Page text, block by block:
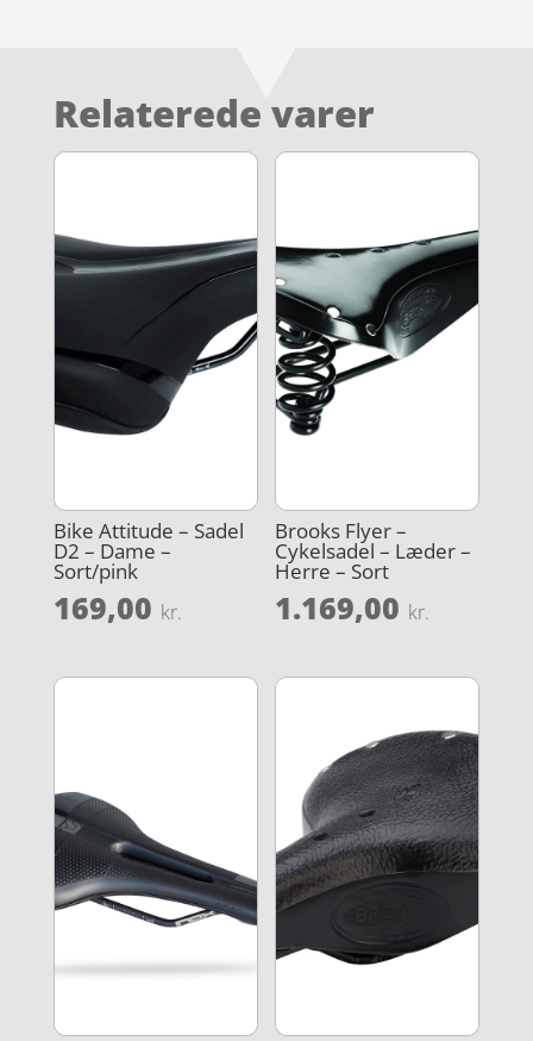
Relaterede varer
Bike Attitude – Sadel
D2 – Dame –
Sort/pink
169,00 kr.
Brooks Flyer –
Cykelsadel – Læder –
Herre – Sort
1.169,00 kr.